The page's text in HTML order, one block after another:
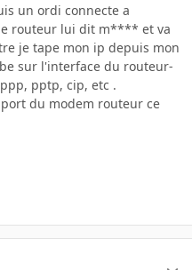
un ordi connecte a
routeur lui dit m**** et va
je tape mon ip depuis mon
sur l'interface du routeur-
pptp, cip, etc .
du modem routeur ce